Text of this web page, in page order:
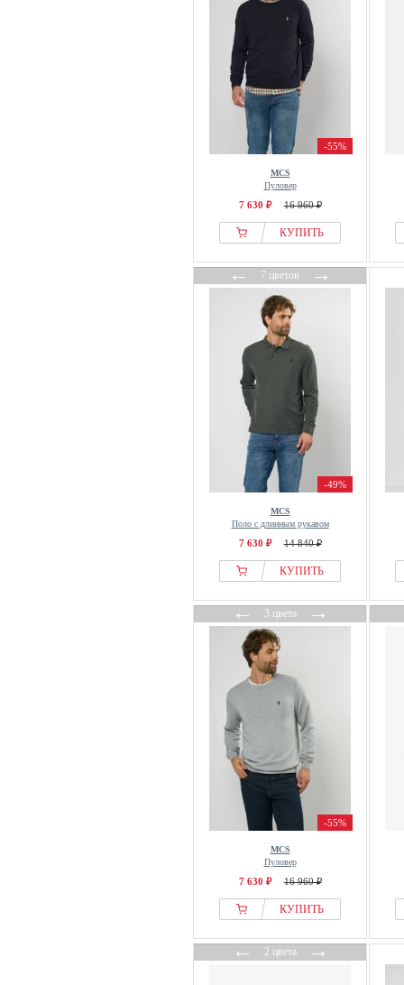
-55%
MCS
Пуловер
7 630 ₽ 16 960 ₽
КУПИТЬ
←7 цветов→
-49%
MCS
Поло с длинным рукавом
7 630 ₽ 14 840 ₽
КУПИТЬ
←3 цвета→
-55%
MCS
Пуловер
7 630 ₽ 16 960 ₽
КУПИТЬ
←2 цвета→